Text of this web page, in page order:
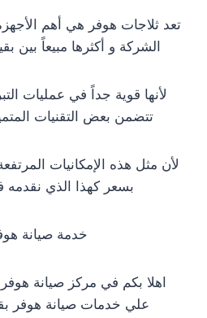
تعد ثلاجات هوفر هي أهم الأجهزة
الشركة و أكثرها مبيعاً بين
لأنها قوية جداً في عمليات
تتضمن بعض التقنيات
لأن مثل هذه الإمكانيات
بسعر كهذا الذي نقدمه
خدمة صيانة
اهلا بكم في مركز صيانة
علي خدمات صيانة هوفر